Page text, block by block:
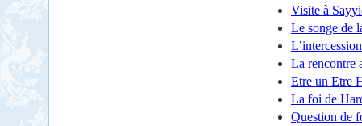
Visite à
Le songe de
La rencontre
Etre un Etre
La foi de
Question de